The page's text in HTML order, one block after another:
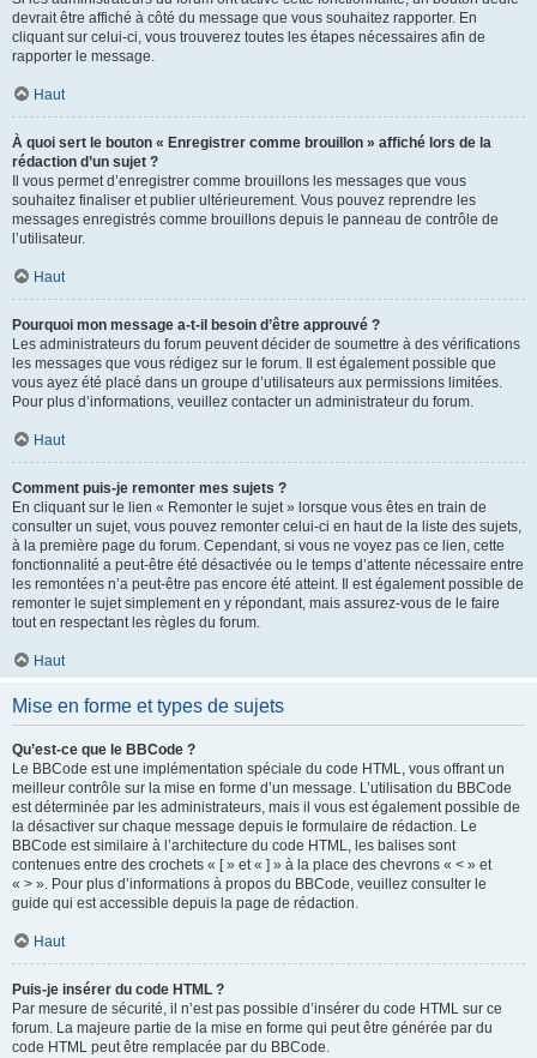
devrait être affiché à côté du message que vous souhaitez rapporter. En
cliquant sur celui-ci, vous trouverez toutes les étapes nécessaires afin de
rapporter le message.
Haut
À quoi sert le bouton « Enregistrer comme brouillon » affiché lors de la
rédaction d’un sujet ?
Il vous permet d’enregistrer comme brouillons les messages que vous
souhaitez finaliser et publier ultérieurement. Vous pouvez reprendre les
messages enregistrés comme brouillons depuis le panneau de contrôle de
l’utilisateur.
Haut
Pourquoi mon message a-t-il besoin d’être approuvé ?
Les administrateurs du forum peuvent décider de soumettre à des vérifications
les messages que vous rédigez sur le forum. Il est également possible que
vous ayez été placé dans un groupe d’utilisateurs aux permissions limitées.
Pour plus d’informations, veuillez contacter un administrateur du forum.
Haut
Comment puis-je remonter mes sujets ?
En cliquant sur le lien « Remonter le sujet » lorsque vous êtes en train de
consulter un sujet, vous pouvez remonter celui-ci en haut de la liste des sujets,
à la première page du forum. Cependant, si vous ne voyez pas ce lien, cette
fonctionnalité a peut-être été désactivée ou le temps d’attente nécessaire entre
les remontées n’a peut-être pas encore été atteint. Il est également possible de
remonter le sujet simplement en y répondant, mais assurez-vous de le faire
tout en respectant les règles du forum.
Haut
Mise en forme et types de sujets
Qu’est-ce que le BBCode ?
Le BBCode est une implémentation spéciale du code HTML, vous offrant un
meilleur contrôle sur la mise en forme d’un message. L’utilisation du BBCode
est déterminée par les administrateurs, mais il vous est également possible de
la désactiver sur chaque message depuis le formulaire de rédaction. Le
BBCode est similaire à l’architecture du code HTML, les balises sont
contenues entre des crochets « [ » et « ] » à la place des chevrons « < » et
« > ». Pour plus d’informations à propos du BBCode, veuillez consulter le
guide qui est accessible depuis la page de rédaction.
Haut
Puis-je insérer du code HTML ?
Par mesure de sécurité, il n’est pas possible d’insérer du code HTML sur ce
forum. La majeure partie de la mise en forme qui peut être générée par du
code HTML peut être remplacée par du BBCode.